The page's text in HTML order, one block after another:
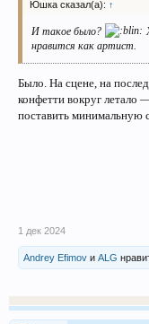
Юшка сказал(а): ↑
И такое было?
нравится как артист.
Было. На сцене, на
конфетти вокруг летало
поставить минимальную
1 дек 2024
Andrey Efimov и ALG